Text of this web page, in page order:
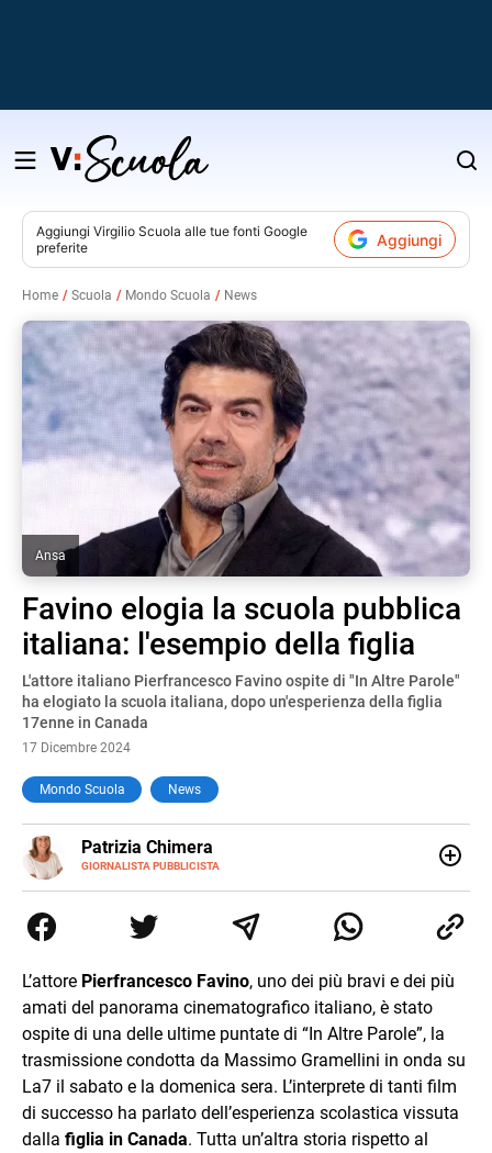
Salta
contenuto
Aggiungi Virgilio Scuola alle tue fonti Google
preferite
Aggiungi
Home Scuola Mondo Scuola News
Ansa
Favino elogia la scuola pubblica
italiana: l'esempio della figlia
L'attore italiano Pierfrancesco Favino ospite di "In Altre Parole"
ha elogiato la scuola italiana, dopo un'esperienza della figlia
17enne in Canada
17 Dicembre 2024
Mondo Scuola News
Patrizia Chimera
GIORNALISTA PUBBLICISTA
E-
MAIL
LINKEDIN
collaborato con grandi gruppi editoriali e agenzie di
comunicazione specializzandosi nella scrittura di articoli
L’attore Pierfrancesco Favino, uno dei più bravi e dei più
amati del panorama cinematografico italiano, è stato
ospite di una delle ultime puntate di “In Altre Parole”, la
trasmissione condotta da Massimo Gramellini in onda su
La7 il sabato e la domenica sera. L’interprete di tanti film
di successo ha parlato dell’esperienza scolastica vissuta
dalla figlia in Canada. Tutta un’altra storia rispetto al